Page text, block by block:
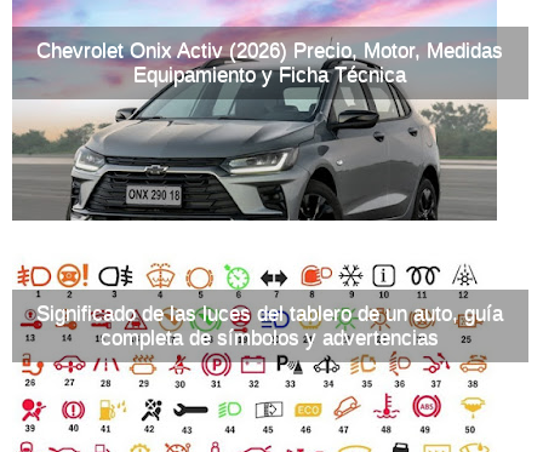
Chevrolet Onix Activ (2026) Precio, Motor, Medidas
Equipamiento y Ficha Técnica
Significado de las luces del tablero de un auto, guía
completa de símbolos y advertencias